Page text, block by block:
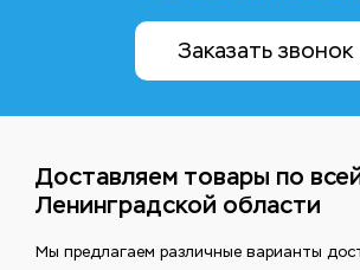
Заказать звонок
Доставляем товары по
Ленинградской области
Мы предлагаем различные варианты